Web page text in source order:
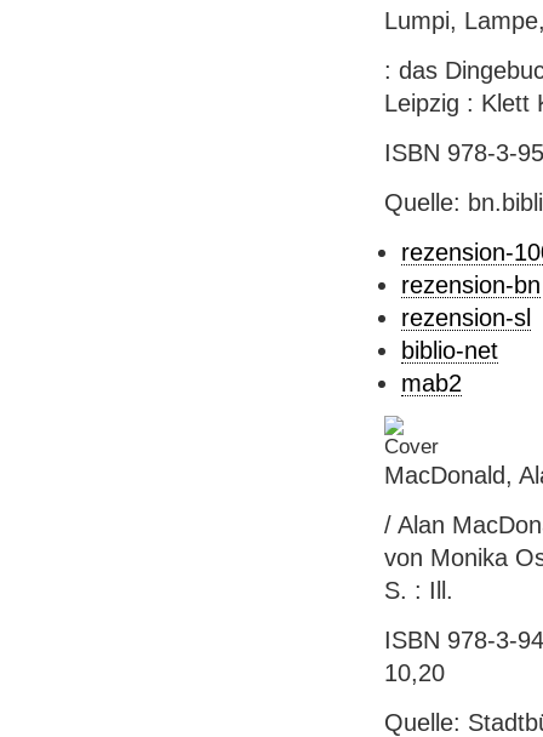
Lumpi,
: das
Leipzig : Klett
ISBN 978-3-
Quelle:
rezension-
rezension-bn
rezension-sl
biblio-net
mab2
MacDonald,
/ Alan
von Monika
S. : Ill.
ISBN 978-3-
10,20
Quelle: